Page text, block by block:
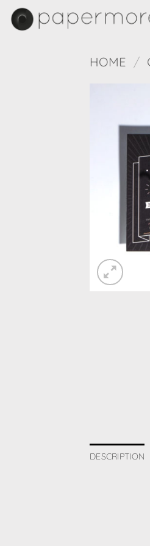
Skip
HOME /
DESCRIPTION